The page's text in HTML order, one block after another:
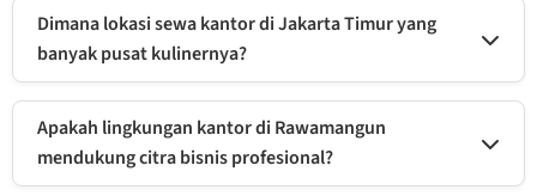
1,5 km dari Stasiun LRT Velodrome, memudahkan mobilitas tim yang
menggunakan transportasi umum.
Dimana lokasi sewa kantor di Jakarta Timur yang
banyak pusat kulinernya?
Pustaka yang dikelilingi berbagai restoran dan pusat kuliner legendaris
Jakarta Timur, cocok untuk makan siang tim atau menjamu klien.
Apakah lingkungan kantor di Rawamangun
mendukung citra bisnis profesional?